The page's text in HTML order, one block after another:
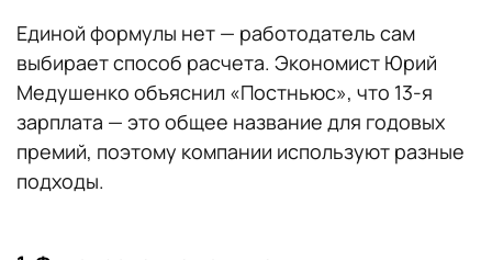
Единой формулы нет — работодатель сам
выбирает способ расчета. Экономист Юрий
Медушенко объяснил «Постньюс», что 13-я
зарплата — это общее название для годовых
премий, поэтому компании используют разные
подходы.